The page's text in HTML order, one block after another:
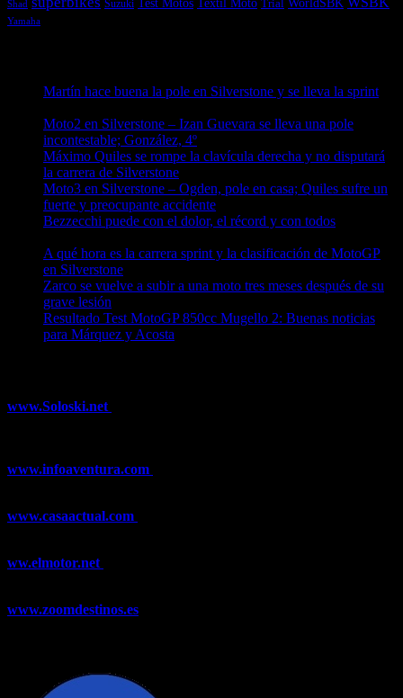
Shad
Suzuki Test Motos Trial
Yamaha
Martín hace buena la pole en Silverstone y se lleva la sprint
Moto2 en Silverstone – Izan Guevara se lleva una pole
incontestable; González, 4º
Máximo Quiles se rompe la clavícula derecha y no disputará
la carrera de Silverstone
Moto3 en Silverstone – Ogden, pole en casa; Quiles sufre un
fuerte y preocupante accidente
Bezzecchi puede con el dolor, el récord y con todos
A qué hora es la carrera sprint y la clasificación de MotoGP
en Silverstone
Zarco se vuelve a subir a una moto tres meses después de su
grave lesión
Resultado Test MotoGP 850cc Mugello 2: Buenas noticias
para Márquez y Acosta
www.Soloski.net
www.infoaventura.com
www.casaactual.com
ww.elmotor.net
www.zoomdestinos.es